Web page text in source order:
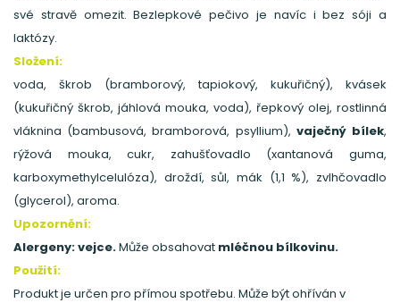
své stravě omezit. Bezlepkové pečivo je navíc i bez sóji a
laktózy.
Složení:
voda, škrob (bramborový, tapiokový, kukuřičný), kvásek
(kukuřičný škrob, jáhlová mouka, voda), řepkový olej, rostlinná
vláknina (bambusová, bramborová, psyllium), vaječný bílek,
rýžová mouka, cukr, zahušťovadlo (xantanová guma,
karboxymethylcelulóza), droždí, sůl, mák (1,1 %), zvlhčovadlo
(glycerol), aroma.
Upozornění:
Alergeny: vejce.Může obsahovat mléčnou bílkovinu.
Použití:
Produkt je určen pro přímou spotřebu. Může být ohříván v